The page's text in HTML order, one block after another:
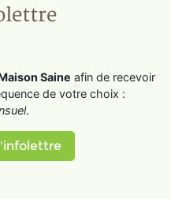
Saine afin de recevoir
de votre choix :
.